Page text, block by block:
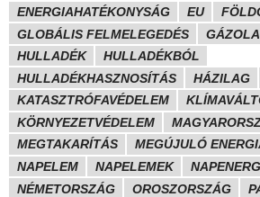
ENERGIAHATÉKONYSÁG
EU
GLOBÁLIS FELMELEGEDÉS
HULLADÉK
HULLADÉKBÓL
HULLADÉKHASZNOSÍTÁS
HÁZILAG
KATASZTRÓFAVÉDELEM
KÖRNYEZETVÉDELEM
MEGTAKARÍTÁS
MEGÚJULÓ
NAPELEM
NAPELEMEK
NÉMETORSZÁG
OROSZORSZÁG